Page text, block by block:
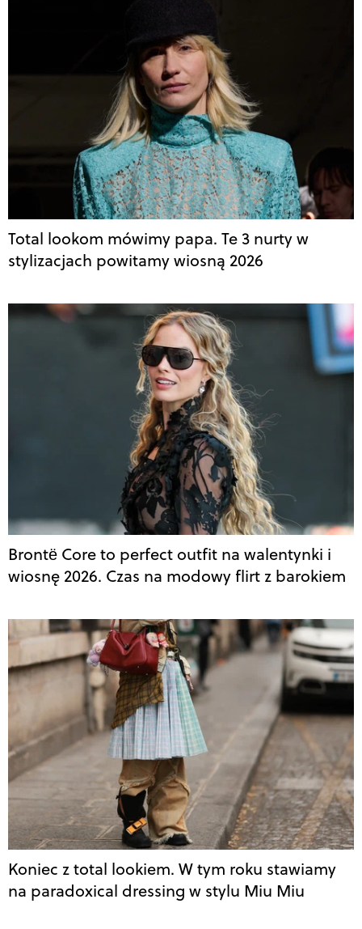
Total lookom mówimy papa. Te 3 nurty w
stylizacjach powitamy wiosną 2026
Brontë Core to perfect outfit na walentynki i
wiosnę 2026. Czas na modowy flirt z barokiem
Koniec z total lookiem. W tym roku stawiamy
na paradoxical dressing w stylu Miu Miu